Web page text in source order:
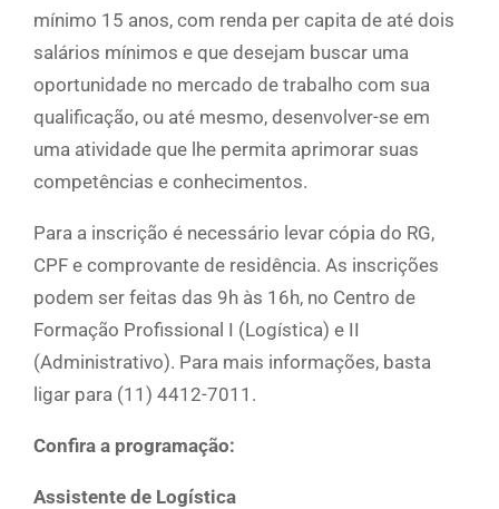
mínimo 15 anos, com renda per capita de até dois
salários mínimos e que desejam buscar uma
oportunidade no mercado de trabalho com sua
qualificação, ou até mesmo, desenvolver-se em
uma atividade que lhe permita aprimorar suas
competências e conhecimentos.
Para a inscrição é necessário levar cópia do RG,
CPF e comprovante de residência. As inscrições
podem ser feitas das 9h às 16h, no Centro de
Formação Profissional I (Logística) e II
(Administrativo). Para mais informações, basta
ligar para (11) 4412-7011.
Confira a programação:
Assistente de Logística